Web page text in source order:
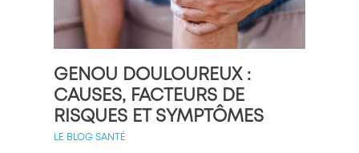
GENOU DOULOUREUX :
CAUSES, FACTEURS DE
RISQUES ET SYMPTÔMES
LE BLOG SANTÉ